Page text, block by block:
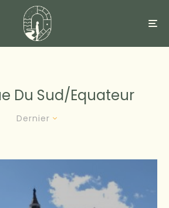
Du Sud/equateur
Dernier